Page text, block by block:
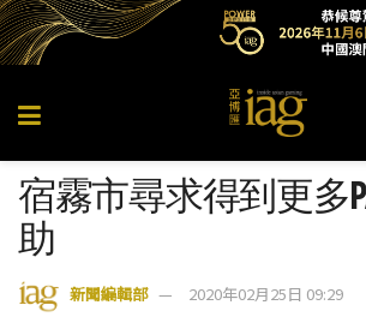
宿霧市尋求得到更多
助
新聞編輯部 2020年02月25日 09:29